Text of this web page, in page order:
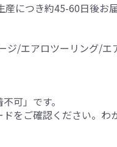
につき約45-60日後お
ジ/エアロツーリング/
可」です。
をご確認ください。わ